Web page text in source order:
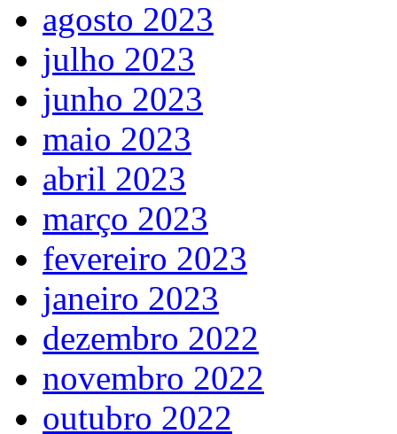
agosto 2023
julho 2023
junho 2023
maio 2023
abril 2023
março 2023
fevereiro 2023
janeiro 2023
dezembro 2022
novembro 2022
outubro 2022